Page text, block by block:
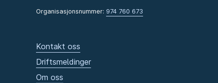
Organisasjonsnummer: 974 760 673
Kontakt oss
Driftsmeldinger
Om oss